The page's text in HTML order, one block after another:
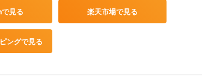
見る 楽天市場で見る
ングで見る